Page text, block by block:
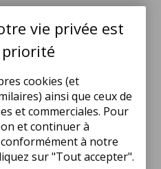
vie privée est
cookies (et
ainsi que ceux de
et commerciales. Pour
et continuer à
à notre
sur "Tout accepter".
Plaques de cuisson : 2 feux,
jardin
sous conditions